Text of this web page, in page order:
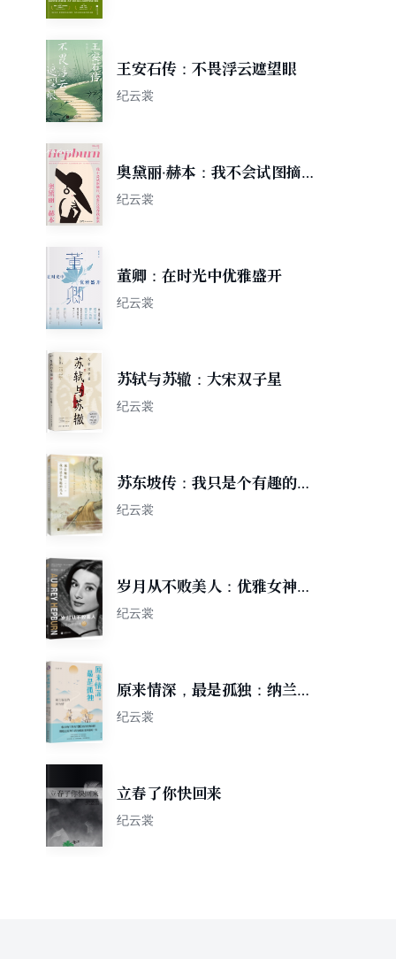
王安石传：不畏浮云遮望眼
纪云裳
奥黛丽·赫本：我不会试图摘
月，我要月亮奔我而来
纪云裳
董卿：在时光中优雅盛开
纪云裳
苏轼与苏辙：大宋双子星
纪云裳
苏东坡传：我只是个有趣的凡
人（鲤伴诗人传记书系重磅新
纪云裳
岁月从不败美人：优雅女神赫
本传
纪云裳
原来情深，最是孤独：纳兰容
若的词与情
纪云裳
立春了你快回来
纪云裳